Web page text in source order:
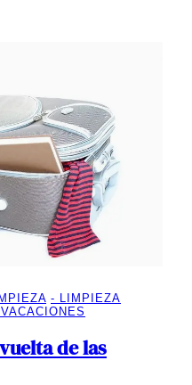
LIMPIEZA
VACACIONES
de las